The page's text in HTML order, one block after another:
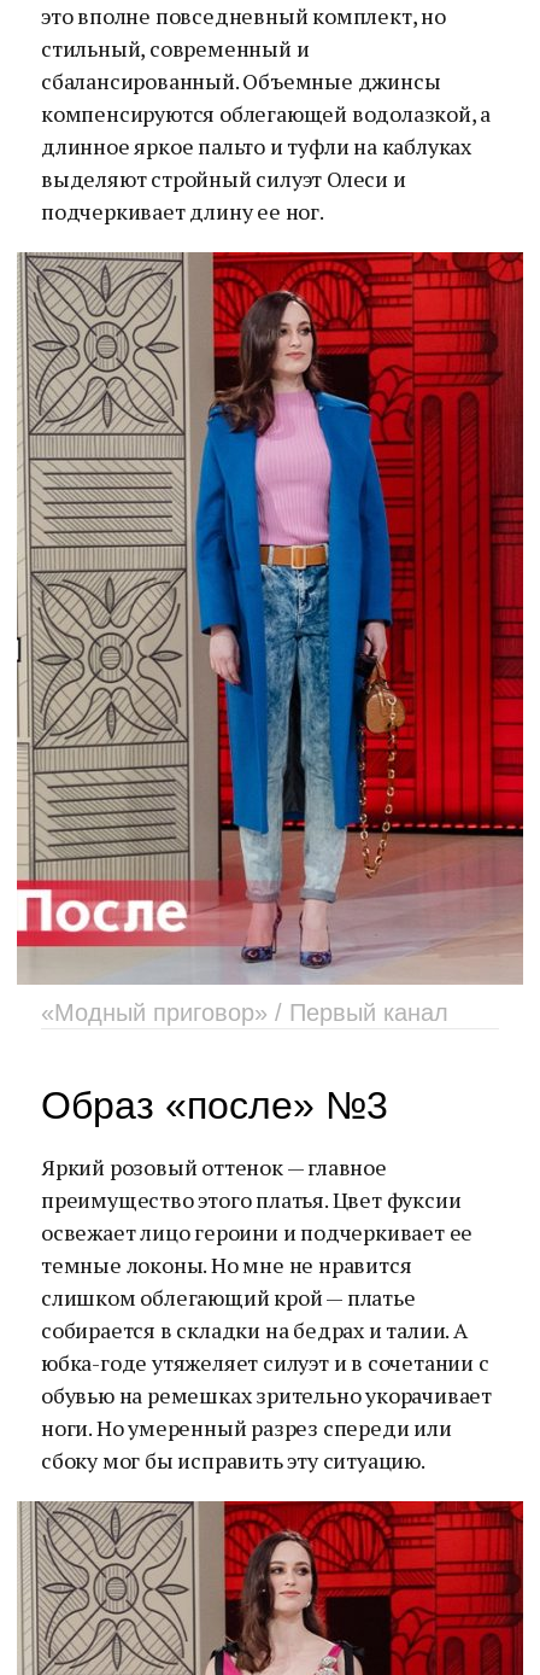
это вполне повседневный комплект, но
стильный, современный и
сбалансированный. Объемные джинсы
компенсируются облегающей водолазкой, а
длинное яркое пальто и туфли на каблуках
выделяют стройный силуэт Олеси и
подчеркивает длину ее ног.
«Модный приговор» / Первый канал
Образ «после» №3
Яркий розовый оттенок — главное
преимущество этого платья. Цвет фуксии
освежает лицо героини и подчеркивает ее
темные локоны. Но мне не нравится
слишком облегающий крой — платье
собирается в складки на бедрах и талии. А
юбка-годе утяжеляет силуэт и в сочетании с
обувью на ремешках зрительно укорачивает
ноги. Но умеренный разрез спереди или
сбоку мог бы исправить эту ситуацию.